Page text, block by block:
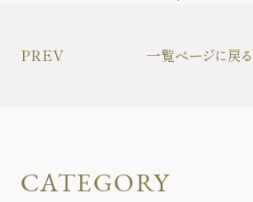
PREV 一覧ページに戻る
CATEGORY